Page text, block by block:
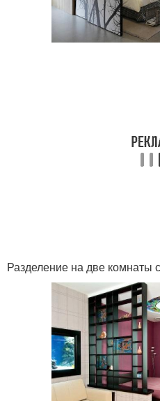
Разделение на две